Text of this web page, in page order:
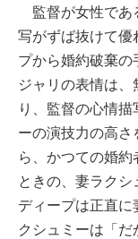
監督が女性であ
写がずば抜けて
プから婚約破棄
ジャリの表情は
り、監督の心情
ーの演技力の高
ら、かつての婚
ときの、妻ラク
ディープは正直
クシュミーは「